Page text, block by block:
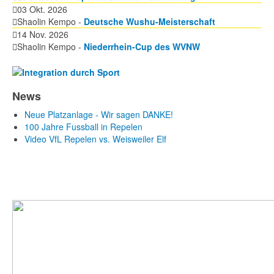
03 Okt. 2026
Shaolin Kempo - Deutsche Wushu-Meisterschaft
14 Nov. 2026
Shaolin Kempo - Niederrhein-Cup des WVNW
News
Neue Platzanlage - Wir sagen DANKE!
100 Jahre Fussball in Repelen
Video VfL Repelen vs. Weisweiler Elf